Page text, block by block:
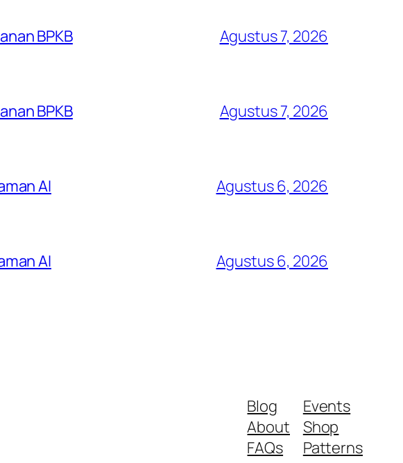
BPKB Agustus 7, 2026
BPKB Agustus 7, 2026
AI Agustus 6, 2026
AI Agustus 6, 2026
Blog
About
FAQs
Events
Shop
Patterns